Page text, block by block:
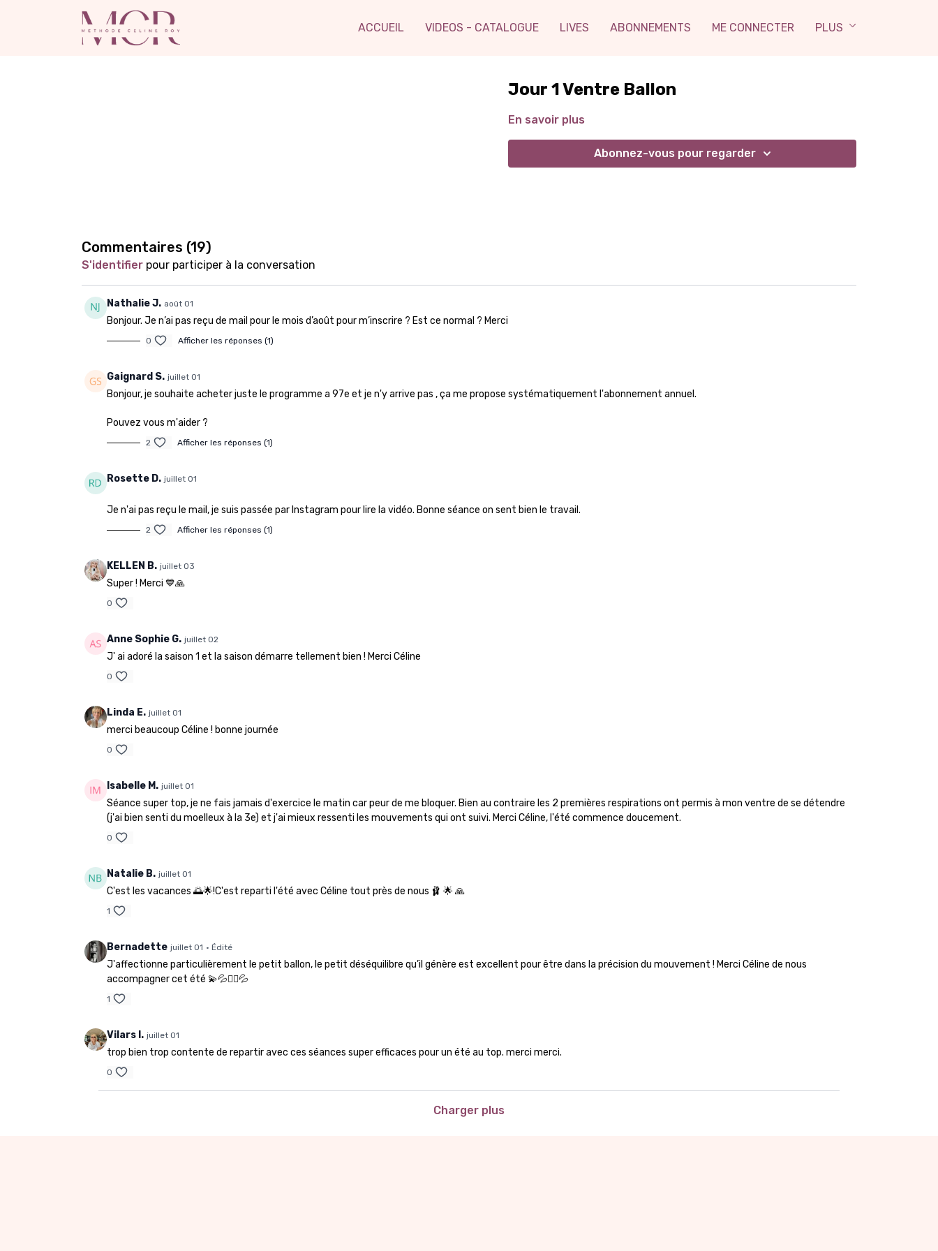
ACCUEIL VIDEOS - CATALOGUE LIVES ABONNEMENTS ME CONNECTER PLUS
Jour 1 Ventre Ballon
En savoir plus
Abonnez-vous pour regarder
Commentaires (19)
S'identifier pour participer à la conversation
Nathalie J. août 01
Bonjour. Je n’ai pas reçu de mail pour le mois d’août pour m’inscrire ? Est ce normal ? Merci
0 Afficher les réponses (1)
Gaignard S. juillet 01
Bonjour, je souhaite acheter juste le programme a 97e et je n'y arrive pas , ça me propose systématiquement l'abonnement annuel.
Pouvez vous m'aider ?
2 Afficher les réponses (1)
Rosette D. juillet 01
Je n'ai pas reçu le mail, je suis passée par Instagram pour lire la vidéo. Bonne séance on sent bien le travail.
2 Afficher les réponses (1)
KELLEN B. juillet 03
Super ! Merci 💙🙏
0
Anne Sophie G. juillet 02
J' ai adoré la saison 1 et la saison démarre tellement bien ! Merci Céline
0
Linda E. juillet 01
merci beaucoup Céline ! bonne journée
0
Isabelle M. juillet 01
Séance super top, je ne fais jamais d'exercice le matin car peur de me bloquer. Bien au contraire les 2 premières respirations ont permis à mon ventre de se détendre
(j'ai bien senti du moelleux à la 3e) et j'ai mieux ressenti les mouvements qui ont suivi. Merci Céline, l'été commence doucement.
0
Natalie B. juillet 01
C'est les vacances 🌅🌟!C'est reparti l'été avec Céline tout près de nous 🩰 🌟 🙏
1
Bernadette juillet 01 • Édité
J'affectionne particulièrement le petit ballon, le petit déséquilibre qu’il génère est excellent pour être dans la précision du mouvement ! Merci Céline de nous
accompagner cet été 💫💦🧚‍♂️💦
1
Vilars I. juillet 01
trop bien trop contente de repartir avec ces séances super efficaces pour un été au top. merci merci.
0
Charger plus